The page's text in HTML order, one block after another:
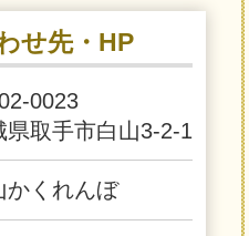
せ先・HP
0023
県取手市白山3-2-1
かくれんぼ